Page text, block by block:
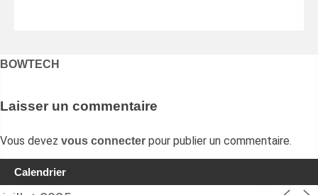
Navigation
l’article
BOWTECH
Laisser un commentaire
Vous devez vous connecter pour publier un commentaire.
Calendrier